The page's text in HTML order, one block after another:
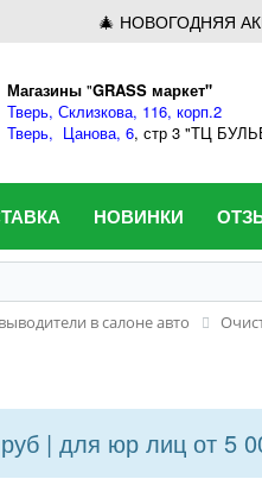
🎄 НОВОГОДНЯЯ
Магазины "GRASS маркет"
Тверь, Склизкова, 116, корп.2
Тверь, Цанова, 6, стр 3 "ТЦ
НОВИНКИ
в салоне авто
| для юр лиц от 5